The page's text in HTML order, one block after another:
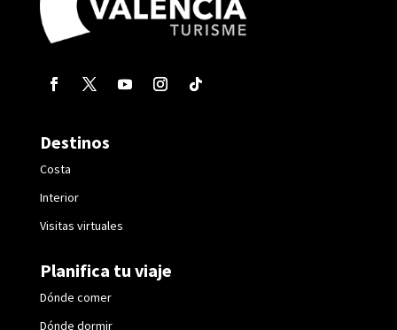
Destinos
Costa
Interior
Visitas virtuales
Planifica tu viaje
Dónde comer
Dónde dormir